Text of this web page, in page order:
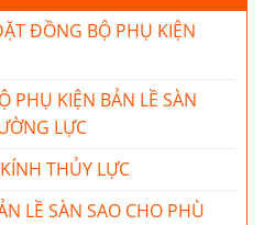
ĐỒNG BỘ PHỤ KIỆN
PHỤ KIỆN BẢN LỀ SÀN
LỰC
THỦY LỰC
LỀ SÀN SAO CHO PHÙ